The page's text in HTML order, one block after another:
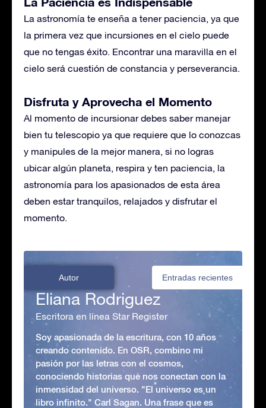
La astronomía te enseña a tener paciencia, ya que
la primera vez que incursiones en el cielo puede
que no tengas éxito. Encontrar una maravilla en el
cielo será cuestión de constancia y perseverancia.
Disfruta y Aprovecha el Momento
Al momento de incursionar debes saber manejar
bien tu telescopio ya que requiere que lo conozcas
y manipules de la mejor manera, si no logras
ubicar algún planeta, respira y ten paciencia, la
astronomía para los apasionados de esta área
deben estar tranquilos, relajados y disfrutar el
momento.
Autor Entradas recientes
Eliana Rodriguez
Escritora en línea Star Register
Soy apasionada de la escritura, con 10 años
creando contenido. En OSR, combino mi
pasión por las letras con el cosmos,
conociendo historias que nos conectan con la
inmensidad del universo. "El universo es un
libro infinito." Carl Sagan. Una frase que es